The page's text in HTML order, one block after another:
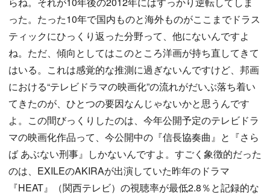
った。たった10年で国内ものと海外ものがここまでドラス
ティックにひっくり返った分野って、他にないんですよ
ね。ただ、傾向としてはこのところ洋画が持ち直してきて
はいる。これは感覚的な推測に過ぎないんですけど、邦画
における“テレビドラマの映画化”の流れがだいぶ落ち着い
てきたのが、ひとつの要因なんじゃないかと思うんです
よ。この間びっくりしたのは、今年公開予定のテレビドラ
マの映画化作品って、今公開中の『信長協奏曲』と『さら
ば あぶない刑事』しかないんですよ。すごく象徴的だった
のは、EXILEのAKIRAが出演していた昨年のドラマ
『HEAT』（関西テレビ）の視聴率が最低2.8％と記録的な